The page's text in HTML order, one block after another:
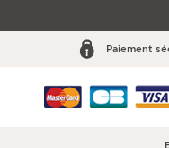
Paiement